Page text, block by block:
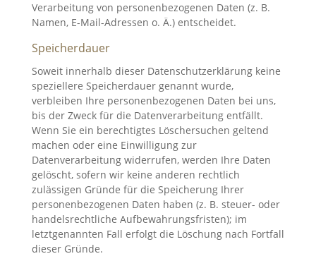
Verarbeitung von personenbezogenen Daten (z. B.
Namen, E-Mail-Adressen o. Ä.) entscheidet.
Speicherdauer
Soweit innerhalb dieser Datenschutzerklärung keine
speziellere Speicherdauer genannt wurde,
verbleiben Ihre personenbezogenen Daten bei uns,
bis der Zweck für die Datenverarbeitung entfällt.
Wenn Sie ein berechtigtes Löschersuchen geltend
machen oder eine Einwilligung zur
Datenverarbeitung widerrufen, werden Ihre Daten
gelöscht, sofern wir keine anderen rechtlich
zulässigen Gründe für die Speicherung Ihrer
personenbezogenen Daten haben (z. B. steuer- oder
handelsrechtliche Aufbewahrungsfristen); im
letztgenannten Fall erfolgt die Löschung nach Fortfall
dieser Gründe.